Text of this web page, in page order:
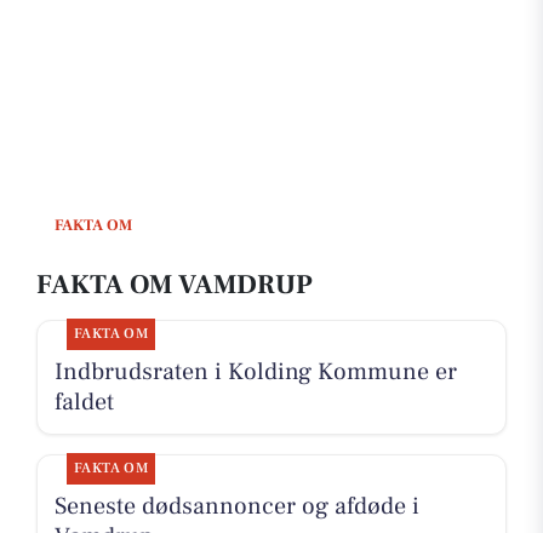
FAKTA OM
FAKTA OM VAMDRUP
FAKTA OM
Indbrudsraten i Kolding Kommune er
faldet
FAKTA OM
Seneste dødsannoncer og afdøde i